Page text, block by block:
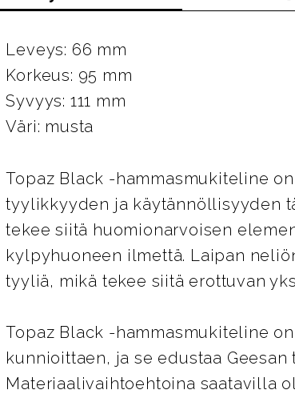
Leveys: 66 mm
Korkeus: 95 mm
Syvyys: 111 mm
Väri: musta
Topaz Black -hammasmukiteline
tyylikkyyden ja käytännöllisyyden
tekee siitä huomionarvoisen
kylpyhuoneen ilmettä. Laipan
tyyliä, mikä tekee siitä erottuvan
Topaz Black -hammasmukiteline
kunnioittaen, ja se edustaa
Materiaalivaihtoehtoina saatavilla